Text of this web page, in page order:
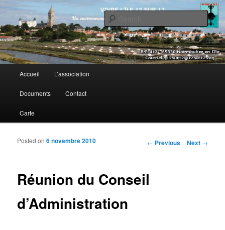
Vivre l’île 12 sur 12
Skip to primary content
Skip to secondary content
Accueil L’association
Documents Contact
Carte
Post navigation
← Previous Next →
Réunion du Conseil
d’Administration
Posted on6 novembre 2010